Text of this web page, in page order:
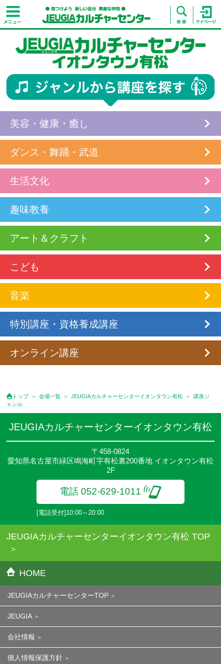
美容・健康・癒し
ダンス・舞踊・武道
生活文化
趣味教養
アート＆クラフト
こども
音楽
特別講座・資格養成講座
オンライン講座
トップ 会場一覧 JEUGIAカルチャーセンターイオンタウン有松
講座ジ
ャンル
JEUGIAカルチャーセンターイオンタウン有松
〒458-0824
愛知県名古屋市緑区鳴海町字有松裏200番地 イオンタウン有松
2F
電話 052-629-1011
[電話受付]10:00～20:00
JEUGIAカルチャーセンターイオンタウン有松 TOP
HOME
JEUGIAカルチャーセンターTOP
JEUGIA
会社情報
個人情報保護方針